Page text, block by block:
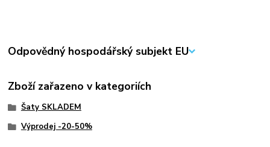
Odpovědný hospodářský subjekt EU
Zboží zařazeno v kategoriích
Šaty SKLADEM
Výprodej -20-50%